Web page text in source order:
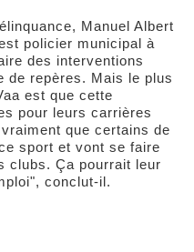
Manuel Albert
policier municipal à
des interventions
de repères. Mais le plus
est que cette
pour leurs carrières
que certains de
sport et vont se faire
clubs. Ça pourrait leur
conclut-il.